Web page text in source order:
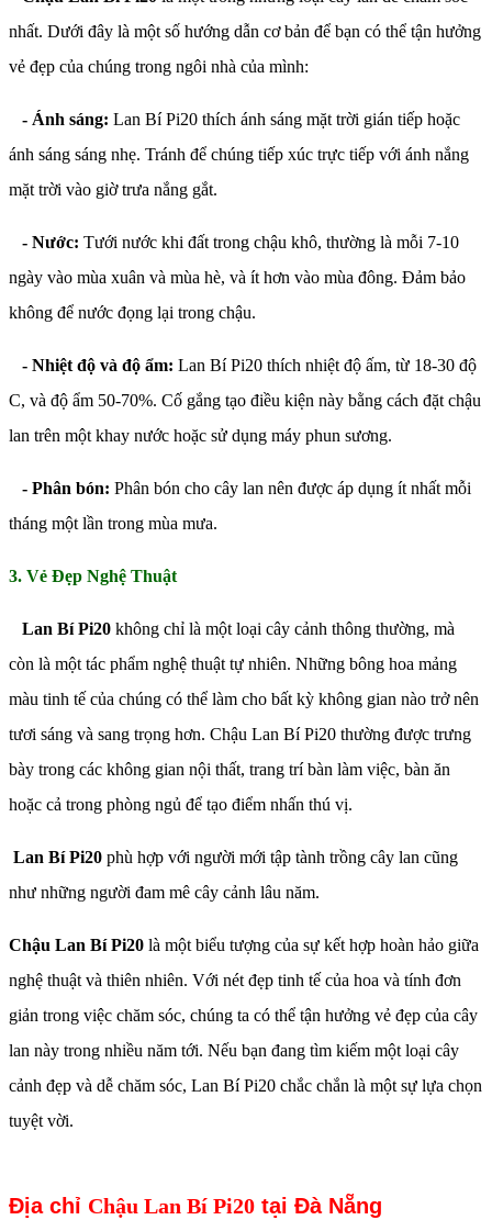
nhất. Dưới đây là một số hướng dẫn cơ bản để bạn có thể tận hưởng
vẻ đẹp của chúng trong ngôi nhà của mình:
- Ánh sáng: Lan Bí Pi20 thích ánh sáng mặt trời gián tiếp hoặc
ánh sáng sáng nhẹ. Tránh để chúng tiếp xúc trực tiếp với ánh nắng
mặt trời vào giờ trưa nắng gắt.
- Nước: Tưới nước khi đất trong chậu khô, thường là mỗi 7-10
ngày vào mùa xuân và mùa hè, và ít hơn vào mùa đông. Đảm bảo
không để nước đọng lại trong chậu.
- Nhiệt độ và độ ẩm: Lan Bí Pi20 thích nhiệt độ ấm, từ 18-30 độ
C, và độ ẩm 50-70%. Cố gắng tạo điều kiện này bằng cách đặt chậu
lan trên một khay nước hoặc sử dụng máy phun sương.
- Phân bón: Phân bón cho cây lan nên được áp dụng ít nhất mỗi
tháng một lần trong mùa mưa.
3. Vẻ Đẹp Nghệ Thuật
Lan Bí Pi20 không chỉ là một loại cây cảnh thông thường, mà
còn là một tác phẩm nghệ thuật tự nhiên. Những bông hoa mảng
màu tinh tế của chúng có thể làm cho bất kỳ không gian nào trở nên
tươi sáng và sang trọng hơn. Chậu Lan Bí Pi20 thường được trưng
bày trong các không gian nội thất, trang trí bàn làm việc, bàn ăn
hoặc cả trong phòng ngủ để tạo điểm nhấn thú vị.
Lan Bí Pi20 phù hợp với người mới tập tành trồng cây lan cũng
như những người đam mê cây cảnh lâu năm.
Chậu Lan Bí Pi20 là một biểu tượng của sự kết hợp hoàn hảo giữa
nghệ thuật và thiên nhiên. Với nét đẹp tinh tế của hoa và tính đơn
giản trong việc chăm sóc, chúng ta có thể tận hưởng vẻ đẹp của cây
lan này trong nhiều năm tới. Nếu bạn đang tìm kiếm một loại cây
cảnh đẹp và dễ chăm sóc, Lan Bí Pi20 chắc chắn là một sự lựa chọn
tuyệt vời.
Địa chỉ Chậu Lan Bí Pi20 tại Đà Nẵng